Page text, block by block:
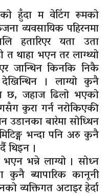
हुँदा म वेटिंग रूमको
व्यवसायिक पहिरनमा
हतारिएर यता उता
थाहा भएन तर लाग्थ्यो
जान्थिन किनकि निकै
। लाग्यो कुनै
छ, जहाज ढिलो भएको
कुरा गर्न नरोकिएकी
उडानका बारेमा सोध्थिन
भन्दा पनि अरु कुनै
थिइन ।
भएन भन्ने लाग्यो । सोध्न
ब्यापारिक कानूनी
व्यक्तिगत अटाइर हेर्दा